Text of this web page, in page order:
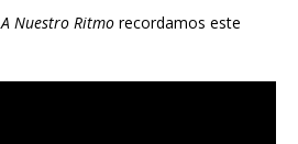
A Nuestro Ritmo recordamos este